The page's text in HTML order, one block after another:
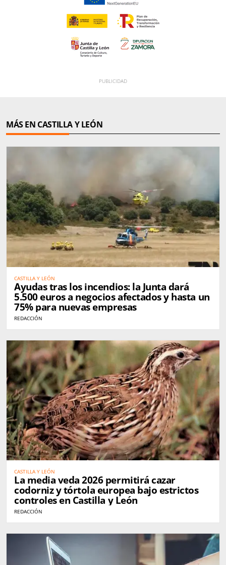
MÁS EN CASTILLA Y LEÓN
CASTILLA Y LEÓN
Ayudas tras los incendios: la Junta dará
5.500 euros a negocios afectados y hasta un
75% para nuevas empresas
REDACCIÓN
CASTILLA Y LEÓN
La media veda 2026 permitirá cazar
codorniz y tórtola europea bajo estrictos
controles en Castilla y León
REDACCIÓN